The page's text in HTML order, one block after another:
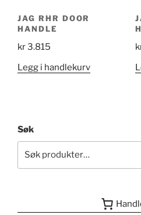
JAG RHR DOOR
HANDLE
kr3.815
Legg i handlekurv
Søk